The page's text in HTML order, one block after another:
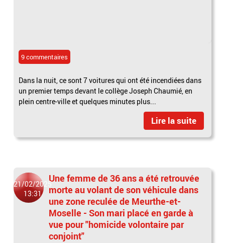
9 commentaires
Dans la nuit, ce sont 7 voitures qui ont été incendiées dans
un premier temps devant le collège Joseph Chaumié, en
plein centre-ville et quelques minutes plus...
Lire la suite
21/02/2025
13:31
Une femme de 36 ans a été retrouvée
morte au volant de son véhicule dans
une zone reculée de Meurthe-et-
Moselle - Son mari placé en garde à
vue pour "homicide volontaire par
conjoint"